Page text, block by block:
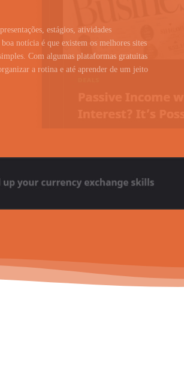
estágios, atividades
notícia é que existem os melhores sites
Com algumas plataformas gratuitas
a rotina e até aprender de um jeito